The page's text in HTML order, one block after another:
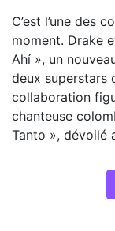
C’est l’une des
moment. Drake
Ahí », un
deux superstars
collaboration
chanteuse
Tanto », dévoilé